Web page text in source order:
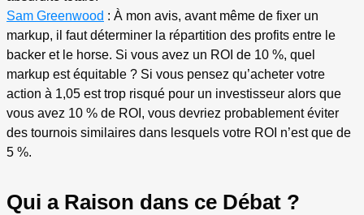
Sam Greenwood : À mon avis, avant même de fixer un
markup, il faut déterminer la répartition des profits entre le
backer et le horse. Si vous avez un ROI de 10 %, quel
markup est équitable ? Si vous pensez qu’acheter votre
action à 1,05 est trop risqué pour un investisseur alors que
vous avez 10 % de ROI, vous devriez probablement éviter
des tournois similaires dans lesquels votre ROI n’est que de
5 %.
Qui a Raison dans ce Débat ?